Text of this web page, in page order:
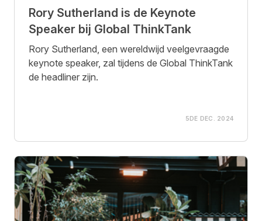
Rory Sutherland is de Keynote
Speaker bij Global ThinkTank
Rory Sutherland, een wereldwijd veelgevraagde
keynote speaker, zal tijdens de Global ThinkTank
de headliner zijn.
5DE DEC. 2024